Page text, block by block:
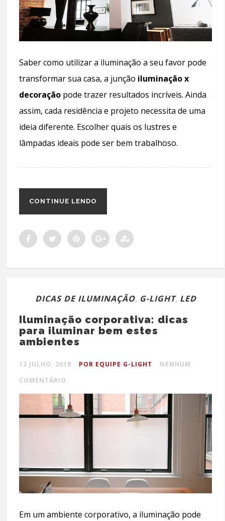
Saber como utilizar a iluminação a seu favor pode
transformar sua casa, a junção iluminação x
decoração pode trazer resultados incríveis. Ainda
assim, cada residência e projeto necessita de uma
ideia diferente. Escolher quais os lustres e
lâmpadas ideais pode ser bem trabalhoso.
CONTINUE LENDO
DICAS DE ILUMINAÇÃO, G-LIGHT, LED
Iluminação corporativa: dicas
para iluminar bem estes
ambientes
12 JULHO, 2018 POR EQUIPE G-LIGHT
NENHUM
COMENTÁRIO
Em um ambiente corporativo, a iluminação pode